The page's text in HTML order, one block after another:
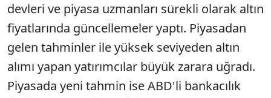
devleri ve piyasa uzmanları sürekli olarak altın
fiyatlarında güncellemeler yaptı. Piyasadan
gelen tahminler ile yüksek seviyeden altın
alımı yapan yatırımcılar büyük zarara uğradı.
Piyasada yeni tahmin ise ABD'li bankacılık